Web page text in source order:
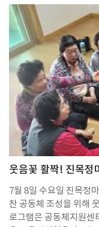
웃음꽃 활짝! 진목
7월 8일 수요일 진목정
찬 공동체 조성을 위해
로그램은 공동체지원센